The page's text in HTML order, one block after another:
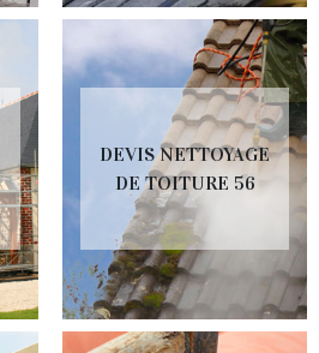
DEVIS NETTOYAGE
DE TOITURE 56